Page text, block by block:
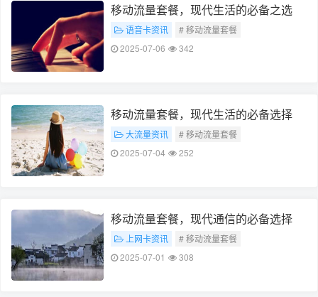
移动流量套餐，现代生活的必备之选
语音卡资讯
# 移动流量套餐
# 现代生活必备
2025-07-06 342
移动流量套餐，现代生活的必备选择
大流量资讯
# 移动流量套餐
# 现代生活必备
2025-07-04 252
移动流量套餐，现代通信的必备选择
上网卡资讯
# 移动流量套餐
# 现代通信必备
2025-07-01 308